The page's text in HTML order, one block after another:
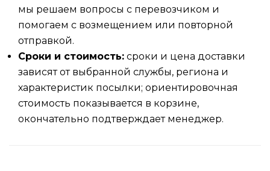
мы решаем вопросы с перевозчиком и
помогаем с возмещением или повторной
отправкой.
Сроки и стоимость: сроки и цена доставки
зависят от выбранной службы, региона и
характеристик посылки; ориентировочная
стоимость показывается в корзине,
окончательно подтверждает менеджер.